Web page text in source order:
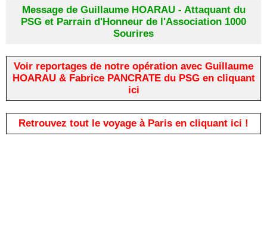
Message de Guillaume HOARAU - Attaquant du
PSG et Parrain d'Honneur de l'Association 1000
Sourires
Voir reportages de notre opération avec Guillaume
HOARAU & Fabrice PANCRATE du PSG en cliquant
ici
Retrouvez tout le voyage à Paris en cliquant ici !